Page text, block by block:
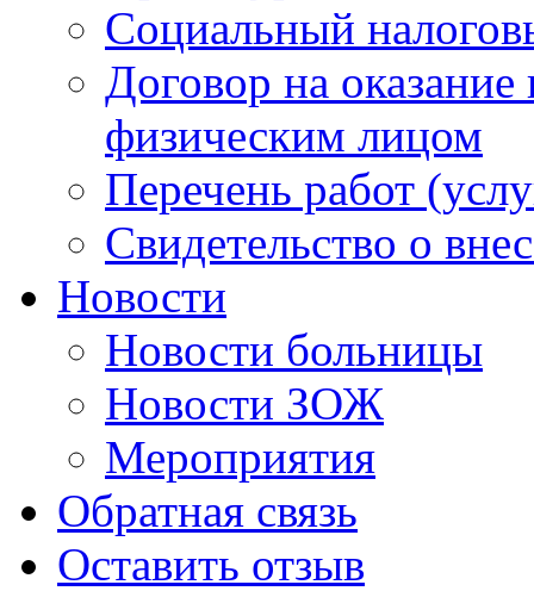
Социальный
Договор на
физическим лицом
Перечень работ
Свидетельство о
Новости
Новости больницы
Новости ЗОЖ
Мероприятия
Обратная связь
Оставить отзыв